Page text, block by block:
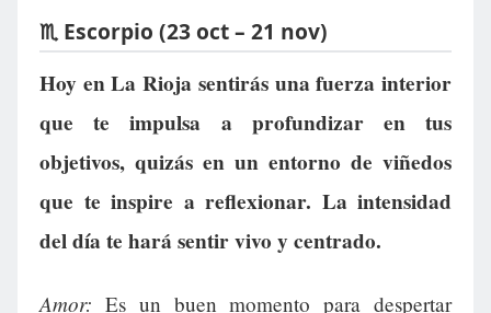
♏ Escorpio (23 oct – 21 nov)
Hoy en La Rioja sentirás una fuerza interior
que te impulsa a profundizar en tus
objetivos, quizás en un entorno de viñedos
que te inspire a reflexionar. La intensidad
del día te hará sentir vivo y centrado.
Amor: Es un buen momento para despertar